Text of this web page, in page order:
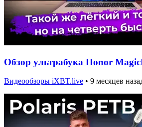
Обзор ультрабука Honor
Видеообзоры iXBT.live • 9 месяцев